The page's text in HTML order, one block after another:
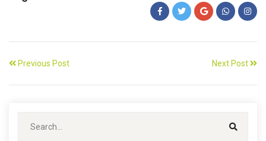
Previous Post Next Post